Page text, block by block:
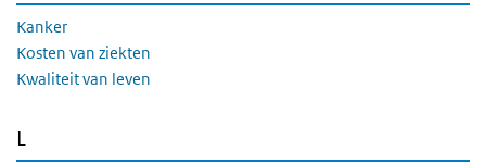
Kanker
Kosten van ziekten
Kwaliteit van leven
L